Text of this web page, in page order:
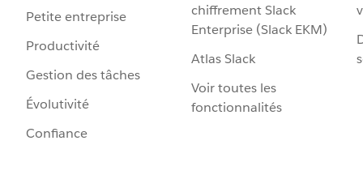
Petite entreprise
Productivité
Gestion des tâches
Évolutivité
Confiance
chiffrement Slack
Enterprise (Slack EKM)
Atlas Slack
Voir toutes les
fonctionnalités